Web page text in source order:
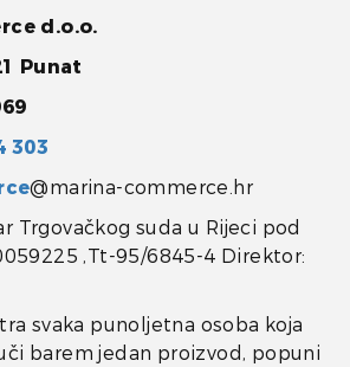
d.o.o.
Punat
303
@marina-commerce.hr
Trgovačkog suda u Rijeci pod
,Tt-95/6845-4 Direktor:
svaka punoljetna osoba koja
barem jedan proizvod, popuni